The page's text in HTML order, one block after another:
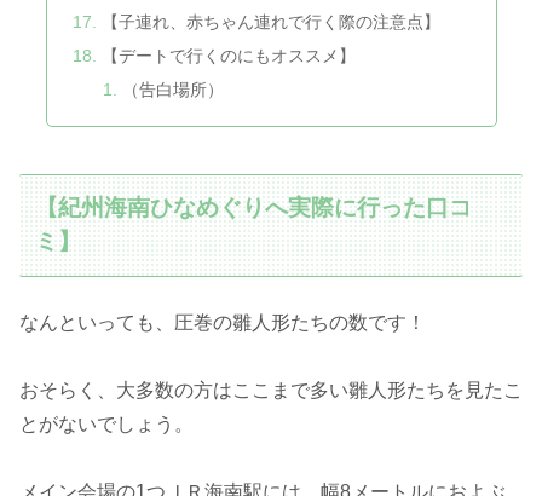
【子連れ、赤ちゃん連れで行く際の注意点】
【デートで行くのにもオススメ】
（告白場所）
【紀州海南ひなめぐりへ実際に行った口コ
ミ】
なんといっても、圧巻の雛人形たちの数です！
おそらく、大多数の方はここまで多い雛人形たちを見たこ
とがないでしょう。
メイン会場の1つＪＲ海南駅には、幅8メートルにおよぶ